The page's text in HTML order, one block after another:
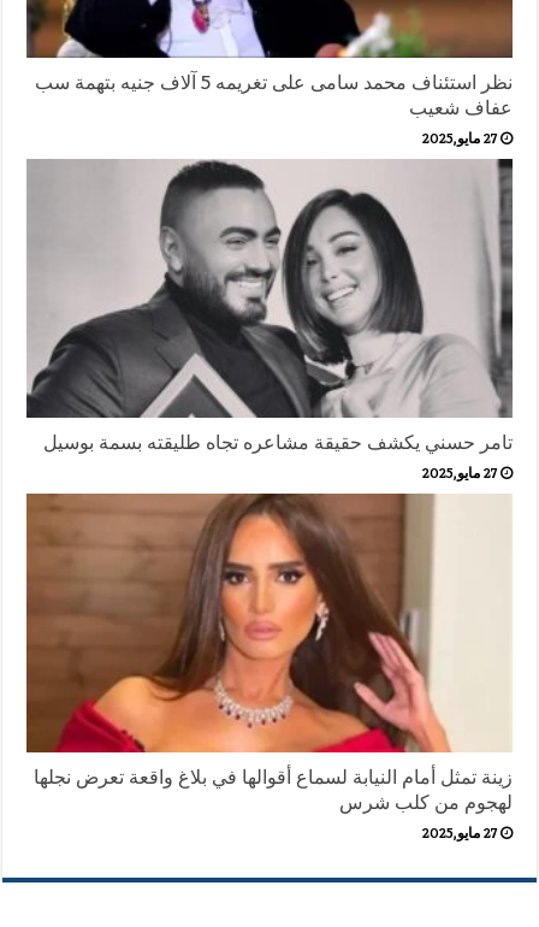
نظر استئناف محمد سامى على تغريمه 5 آلاف جنيه بتهمة سب
عفاف شعيب
27 مايو,2025
تامر حسني يكشف حقيقة مشاعره تجاه طليقته بسمة بوسيل
27 مايو,2025
زينة تمثل أمام النيابة لسماع أقوالها في بلاغ واقعة تعرض نجلها
لهجوم من كلب شرس
27 مايو,2025